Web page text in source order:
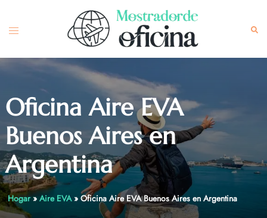
content
Toggle
Oficina Aire EVA
Buenos Aires en
Argentina
Hogar»Aire EVA» Oficina Aire EVA Buenos Aires en Argentina